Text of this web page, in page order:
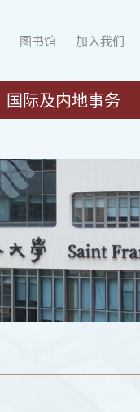
图书馆 加入我们
国际及内地事务